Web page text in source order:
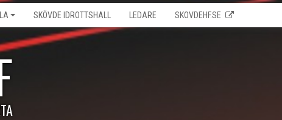
SKÖVDE IDROTTSHALL LEDARE SKOVDEHF.SE